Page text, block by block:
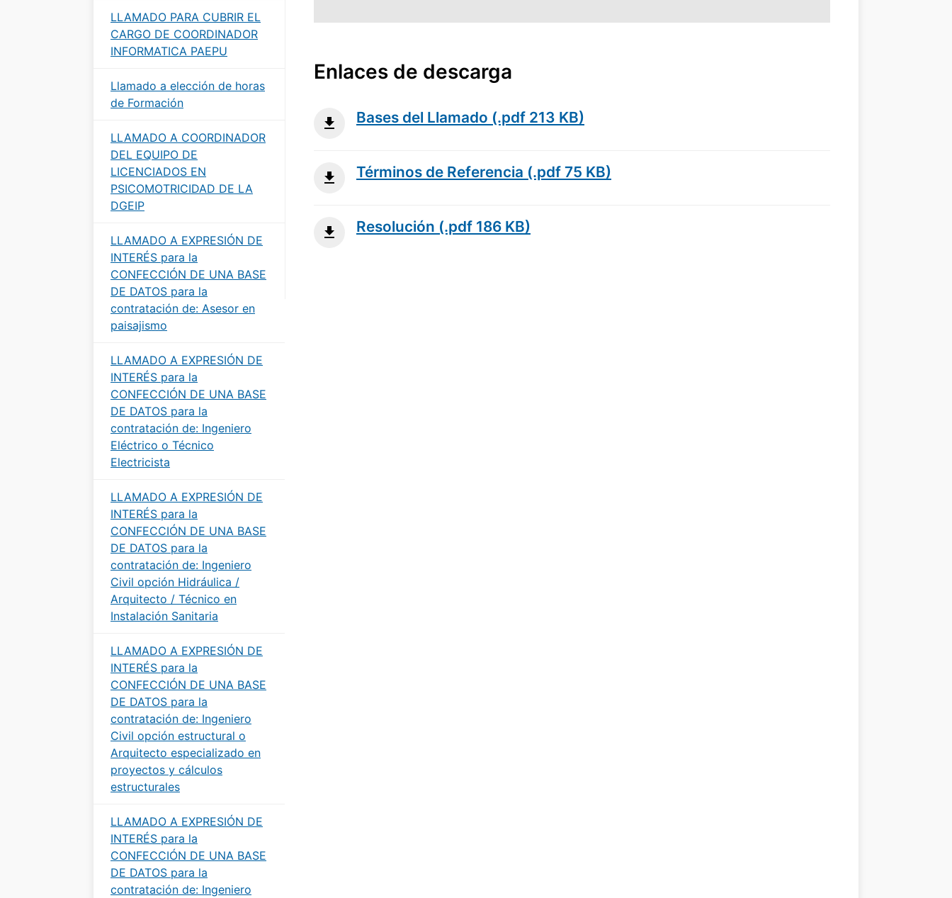
LLAMADO PARA CUBRIR EL
CARGO DE COORDINADOR
INFORMATICA PAEPU
Llamado a elección de horas
de Formación
LLAMADO A COORDINADOR
DEL EQUIPO DE
LICENCIADOS EN
PSICOMOTRICIDAD DE LA
DGEIP
LLAMADO A EXPRESIÓN DE
INTERÉS para la
CONFECCIÓN DE UNA BASE
DE DATOS para la
contratación de: Asesor en
paisajismo
LLAMADO A EXPRESIÓN DE
INTERÉS para la
CONFECCIÓN DE UNA BASE
DE DATOS para la
contratación de: Ingeniero
Eléctrico o Técnico
Electricista
LLAMADO A EXPRESIÓN DE
INTERÉS para la
CONFECCIÓN DE UNA BASE
DE DATOS para la
contratación de: Ingeniero
Civil opción Hidráulica /
Arquitecto / Técnico en
Instalación Sanitaria
LLAMADO A EXPRESIÓN DE
INTERÉS para la
CONFECCIÓN DE UNA BASE
DE DATOS para la
contratación de: Ingeniero
Civil opción estructural o
Arquitecto especializado en
proyectos y cálculos
estructurales
LLAMADO A EXPRESIÓN DE
INTERÉS para la
CONFECCIÓN DE UNA BASE
DE DATOS para la
contratación de: Ingeniero
Enlaces de descarga
Bases del Llamado (.pdf 213 KB)
Términos de Referencia (.pdf 75 KB)
Resolución (.pdf 186 KB)